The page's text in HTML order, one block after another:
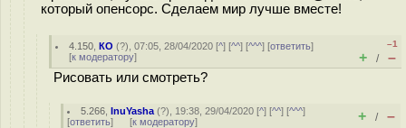
который опенсорс. Сделаем мир лучше вместе!
4.150 ,КО (?), 07:05, 28/04/2020 [^] [^^] [^^^] [ответить]
[к модератору]
–1
+ / –
Рисовать или смотреть?
5.266 ,InuYasha (?), 19:38, 29/04/2020 [^] [^^] [^^^]
[ответить] [к модератору] + / –